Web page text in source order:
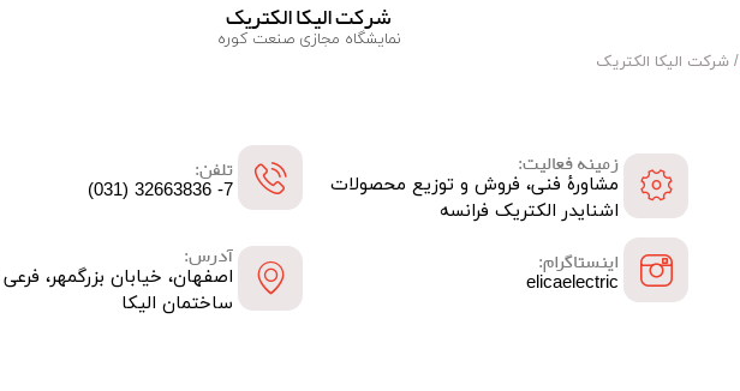
شرکت الیکا الکتریک
نمایشگاه مجازی صنعت کوره
/ شرکت الیکا الکتریک
زمینه فعالیت:
مشاورۀ فنی، فروش و توزیع محصولات
اشنایدر الکتریک فرانسه
تلفن:
7- 32663836 (031)
اینستاگرام:
elicaelectric
آدرس:
ساختمان الیکا